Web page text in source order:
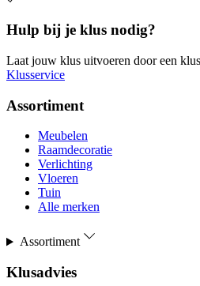
Hulp bij je klus nodig?
Laat jouw klus uitvoeren door een
Klusservice
Assortiment
Meubelen
Raamdecoratie
Verlichting
Vloeren
Tuin
Alle merken
Assortiment
Klusadvies